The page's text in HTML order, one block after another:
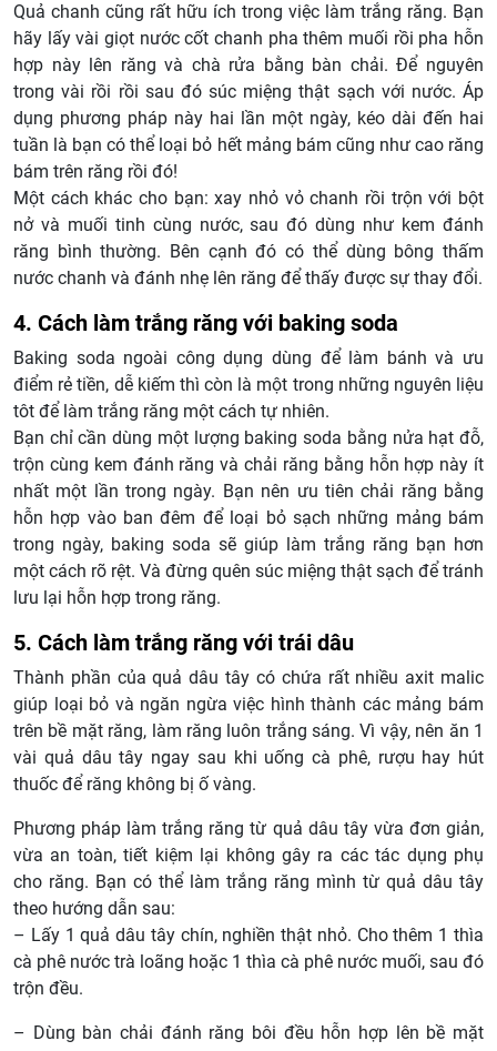
Quả chanh cũng rất hữu ích trong việc làm trắng răng. Bạn
hãy lấy vài giọt nước cốt chanh pha thêm muối rồi pha hỗn
hợp này lên răng và chà rửa bằng bàn chải. Để nguyên
trong vài rồi rồi sau đó súc miệng thật sạch với nước. Áp
dụng phương pháp này hai lần một ngày, kéo dài đến hai
tuần là bạn có thể loại bỏ hết mảng bám cũng như cao răng
bám trên răng rồi đó!
Một cách khác cho bạn: xay nhỏ vỏ chanh rồi trộn với bột
nở và muối tinh cùng nước, sau đó dùng như kem đánh
răng bình thường. Bên cạnh đó có thể dùng bông thấm
nước chanh và đánh nhẹ lên răng để thấy được sự thay đổi.
4. Cách làm trắng răng với baking soda
Baking soda ngoài công dụng dùng để làm bánh và ưu
điểm rẻ tiền, dễ kiếm thì còn là một trong những nguyên liệu
tôt để làm trắng răng một cách tự nhiên.
Bạn chỉ cần dùng một lượng baking soda bằng nửa hạt đỗ,
trộn cùng kem đánh răng và chải răng bằng hỗn hợp này ít
nhất một lần trong ngày. Bạn nên ưu tiên chải răng bằng
hỗn hợp vào ban đêm để loại bỏ sạch những mảng bám
trong ngày, baking soda sẽ giúp làm trắng răng bạn hơn
một cách rõ rệt. Và đừng quên súc miệng thật sạch để tránh
lưu lại hỗn hợp trong răng.
5. Cách làm trắng răng với trái dâu
Thành phần của quả dâu tây có chứa rất nhiều axit malic
giúp loại bỏ và ngăn ngừa việc hình thành các mảng bám
trên bề mặt răng, làm răng luôn trắng sáng. Vì vậy, nên ăn 1
vài quả dâu tây ngay sau khi uống cà phê, rượu hay hút
thuốc để răng không bị ố vàng.
Phương pháp làm trắng răng từ quả dâu tây vừa đơn giản,
vừa an toàn, tiết kiệm lại không gây ra các tác dụng phụ
cho răng. Bạn có thể làm trắng răng mình từ quả dâu tây
theo hướng dẫn sau:
– Lấy 1 quả dâu tây chín, nghiền thật nhỏ. Cho thêm 1 thìa
cà phê nước trà loãng hoặc 1 thìa cà phê nước muối, sau đó
trộn đều.
– Dùng bàn chải đánh răng bôi đều hỗn hợp lên bề mặt